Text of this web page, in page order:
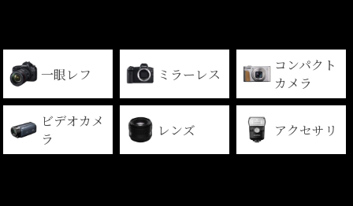
一眼レフ ミラーレス
コンパクト
カメラ
ビデオカメ
ラ
レンズ アクセサリ